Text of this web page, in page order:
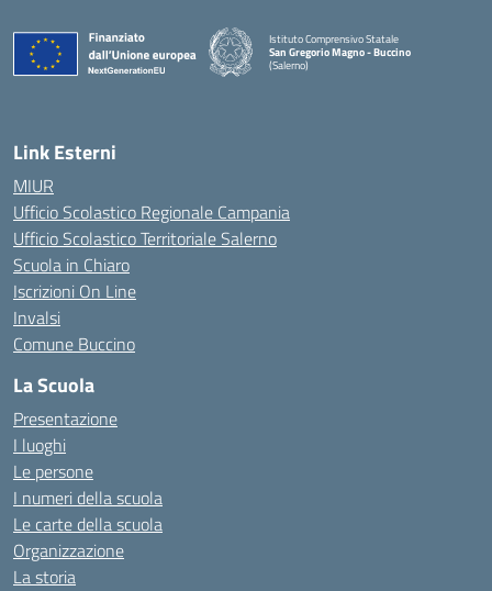
Istituto Comprensivo Statale
San Gregorio Magno - Buccino
(Salerno)
Link Esterni
MIUR
Ufficio Scolastico Regionale Campania
Ufficio Scolastico Territoriale Salerno
Scuola in Chiaro
Iscrizioni On Line
Invalsi
Comune Buccino
La Scuola
Presentazione
I luoghi
Le persone
I numeri della scuola
Le carte della scuola
Organizzazione
La storia